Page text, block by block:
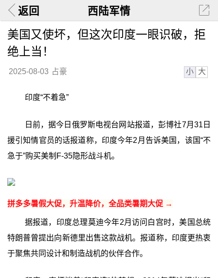
返回 西陆军情
美国又使坏，但这次印度一眼识破，拒
绝上当！
2025-08-03 占豪 小 大
印度“不着急”
日前，据今日俄罗斯电视台网站报道，彭博社7月31日
援引知情官员的话报道称，印度今年2月告诉美国，该国“不
急于”购买美制F-35隐形战斗机。
拼多多暑假大促，升温降价，全品类暑期大促 →
据报道，印度总理莫迪今年2月访问白宫时，美国总统
特朗普曾提出向新德里出售这款战机。报道称，印度更热衷
于聚焦共同设计和制造战机的伙伴合作。